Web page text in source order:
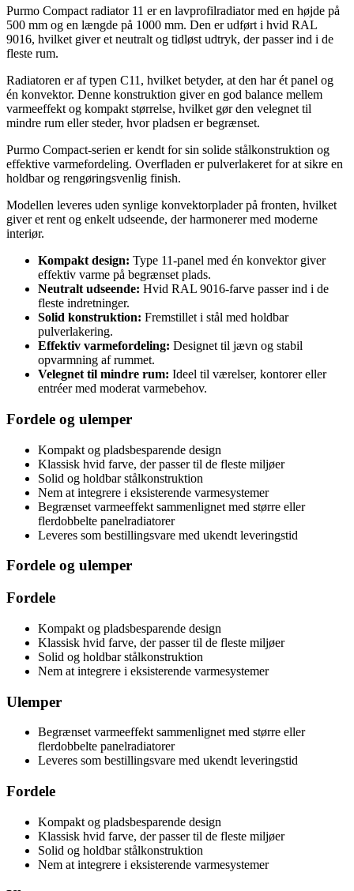
Purmo Compact radiator 11 er en lavprofilradiator med en højde på
500 mm og en længde på 1000 mm. Den er udført i hvid RAL
9016, hvilket giver et neutralt og tidløst udtryk, der passer ind i de
fleste rum.
Radiatoren er af typen C11, hvilket betyder, at den har ét panel og
én konvektor. Denne konstruktion giver en god balance mellem
varmeeffekt og kompakt størrelse, hvilket gør den velegnet til
mindre rum eller steder, hvor pladsen er begrænset.
Purmo Compact-serien er kendt for sin solide stålkonstruktion og
effektive varmefordeling. Overfladen er pulverlakeret for at sikre en
holdbar og rengøringsvenlig finish.
Modellen leveres uden synlige konvektorplader på fronten, hvilket
giver et rent og enkelt udseende, der harmonerer med moderne
interiør.
Kompakt design: Type 11-panel med én konvektor giver
effektiv varme på begrænset plads.
Neutralt udseende: Hvid RAL 9016-farve passer ind i de
fleste indretninger.
Solid konstruktion: Fremstillet i stål med holdbar
pulverlakering.
Effektiv varmefordeling: Designet til jævn og stabil
opvarmning af rummet.
Velegnet til mindre rum: Ideel til værelser, kontorer eller
entréer med moderat varmebehov.
Fordele og ulemper
Kompakt og pladsbesparende design
Klassisk hvid farve, der passer til de fleste miljøer
Solid og holdbar stålkonstruktion
Nem at integrere i eksisterende varmesystemer
Begrænset varmeeffekt sammenlignet med større eller
flerdobbelte panelradiatorer
Leveres som bestillingsvare med ukendt leveringstid
Fordele og ulemper
Fordele
Kompakt og pladsbesparende design
Klassisk hvid farve, der passer til de fleste miljøer
Solid og holdbar stålkonstruktion
Nem at integrere i eksisterende varmesystemer
Ulemper
Begrænset varmeeffekt sammenlignet med større eller
flerdobbelte panelradiatorer
Leveres som bestillingsvare med ukendt leveringstid
Fordele
Kompakt og pladsbesparende design
Klassisk hvid farve, der passer til de fleste miljøer
Solid og holdbar stålkonstruktion
Nem at integrere i eksisterende varmesystemer